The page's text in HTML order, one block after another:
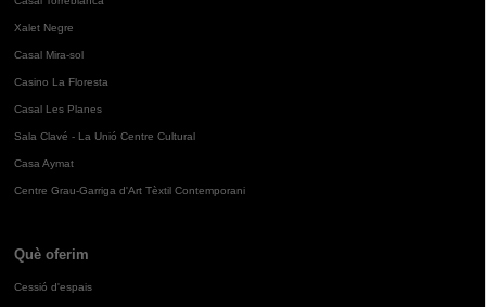
Xalet Negre
Casal Mira-sol
Casino La Floresta
Casal Les Planes
Sala Clavé - La Unió Centre Cultural
Casa Aymat
Centre Grau-Garriga d'Art Tèxtil Contemporani
Què oferim
Cessió d'espais